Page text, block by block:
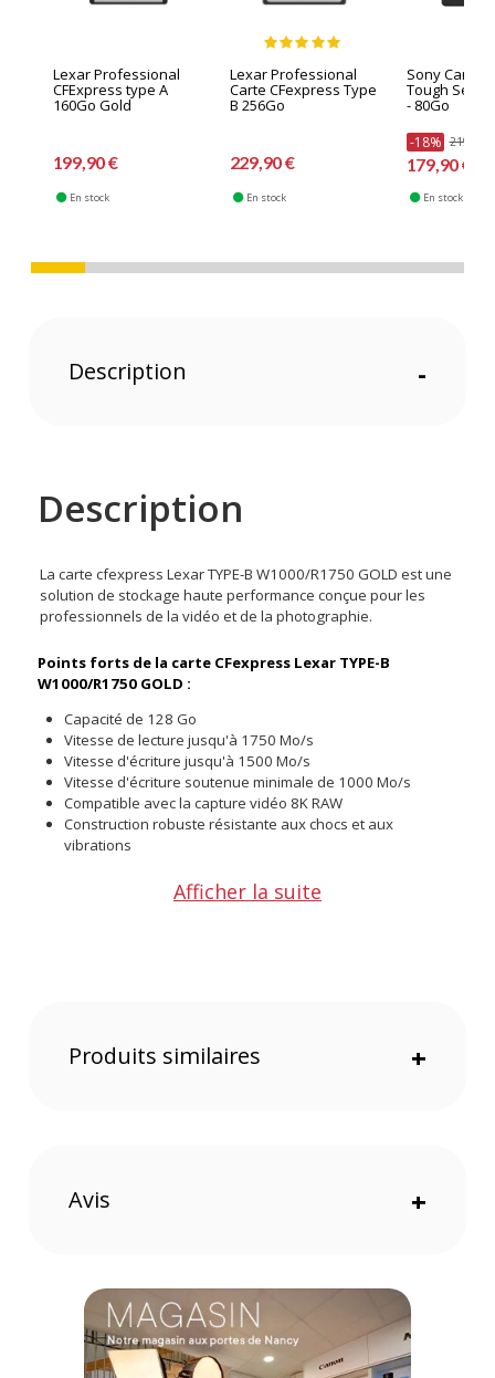
Lexar Professional
CFExpress type A
160Go Gold
199,90 €
En stock
Lexar Professional
Carte CFexpress Type
B 256Go
229,90 €
En stock
Sony Carte
Tough Série
- 80Go
-18% 219,90 €
179,90 €
En stock
Description -
Description
La carte cfexpress Lexar TYPE-B W1000/R1750 GOLD est une
solution de stockage haute performance conçue pour les
professionnels de la vidéo et de la photographie.
Points forts de la carte CFexpress Lexar TYPE-B
W1000/R1750 GOLD :
Capacité de 128 Go
Vitesse de lecture jusqu'à 1750 Mo/s
Vitesse d'écriture jusqu'à 1500 Mo/s
Vitesse d'écriture soutenue minimale de 1000 Mo/s
Compatible avec la capture vidéo 8K RAW
Construction robuste résistante aux chocs et aux
vibrations
minimale de 1000 Mo/s - en font un outil idéal pour la capture
Caractéristiques de la carte CFexpress Lexar TYPE-B
Interface : PCIe 3.0 x2
Format : CFexpress Type B
PERFORMANCES
Afficher la suite
Produits similaires +
Avis +